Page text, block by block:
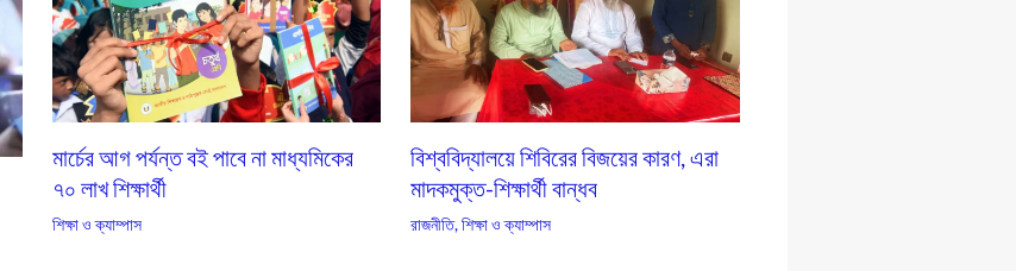
মার্চের আগ পর্যন্ত বই পাবে না মাধ্যমিকের
৭০ লাখ শিক্ষার্থী
শিক্ষা ও ক্যাম্পাস
বিশ্ববিদ্যালয়ে শিবিরের বিজয়ের কারণ, এরা
মাদকমুক্ত-শিক্ষার্থী বান্ধব
রাজনীতি,শিক্ষা ও ক্যাম্পাস